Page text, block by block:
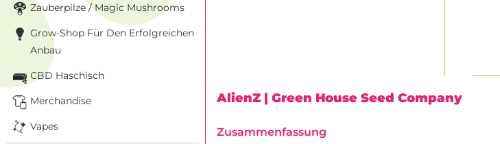
AlienZ | Green House Seed Company
Zusammenfassung
Zauberpilze / Magic Mushrooms
Grow-Shop Für Den Erfolgreichen
Anbau
CBD Haschisch
Merchandise
Vapes